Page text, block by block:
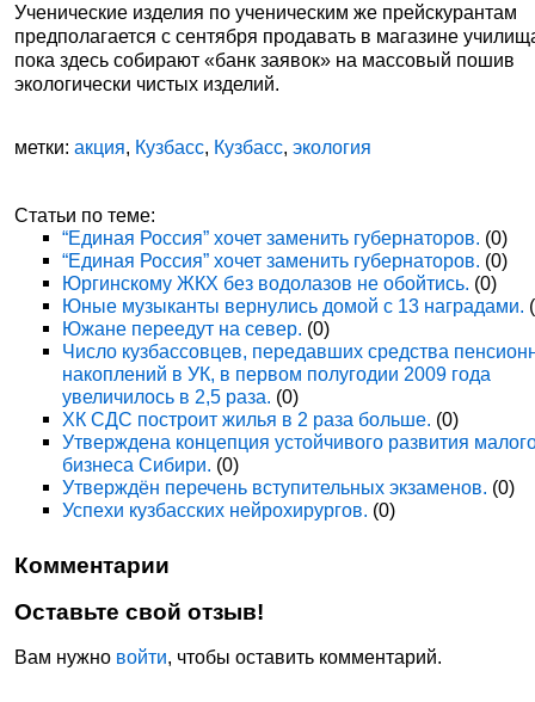
Ученические изделия по ученическим же прейскурантам
предполагается с сентября продавать в магазине
пока здесь собирают «банк заявок» на массовый пошив
экологически чистых изделий.
метки:акция, Кузбасс, Кузбасс,экология
Статьи по теме:
“Единая Россия” хочет заменить губернаторов. (0)
“Единая Россия” хочет заменить губернаторов. (0)
Юргинскому ЖКХ без водолазов не обойтись. (0)
Юные музыканты вернулись домой с 13 наградами.
Южане переедут на север. (0)
Число кузбассовцев, передавших средства
накоплений в УК, в первом полугодии 2009 года
увеличилось в 2,5 раза. (0)
ХК СДС построит жилья в 2 раза больше. (0)
Утверждена концепция устойчивого развития
бизнеса Сибири. (0)
Утверждён перечень вступительных экзаменов. (0)
Успехи кузбасских нейрохирургов. (0)
Комментарии
Оставьте свой отзыв!
Вам нужно войти, чтобы оставить комментарий.